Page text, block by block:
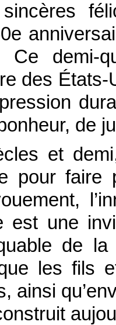
sincères
Ce demi-
des
de
et
pour
est une
de
les fils
ainsi